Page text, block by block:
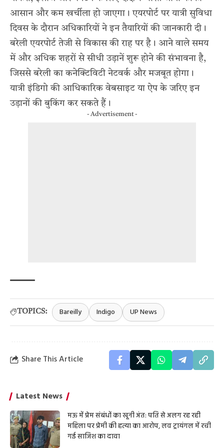
आसान और कम खर्चीला हो जाएगा। एयरपोर्ट पर यात्री सुविधा
दिवस के दौरान अधिकारियों ने इन तैयारियों की जानकारी दी।
बरेली एयरपोर्ट तेजी से विकास की राह पर है। आने वाले समय
में और अधिक शहरों से सीधी उड़ानें शुरू होने की संभावना है,
जिससे बरेली का कनेक्टिविटी नेटवर्क और मजबूत होगा।
यात्री इंडिगो की आधिकारिक वेबसाइट या ऐप के जरिए इन
उड़ानों की बुकिंग कर सकते हैं।
- Advertisement -
TOPICS: Bareilly Indigo UP News
Share This Article
Latest News
मऊ में प्रेम संबंधों का खूनी अंत: पति से अलग रह रही
महिला पर प्रेमी की हत्या का आरोप, लव ट्रायंगल में रची
गई साजिश का दावा